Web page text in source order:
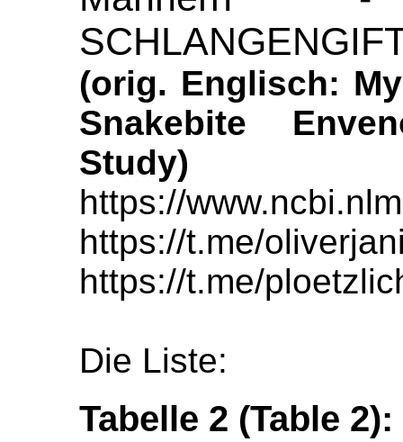
(orig. Englisch:
Snakebite
Study)
https://
https://t.me/
https://t.me/
Die Liste:
Tabelle 2 (Table 2):